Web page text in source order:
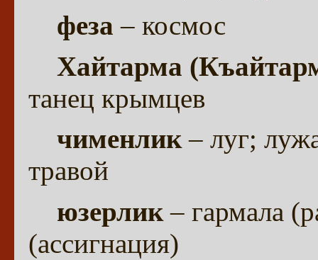
феза– космос
Хайтарма
танец крымцев
чименлик– луг;
травой
юзерлик– гармала
(ассигнация)